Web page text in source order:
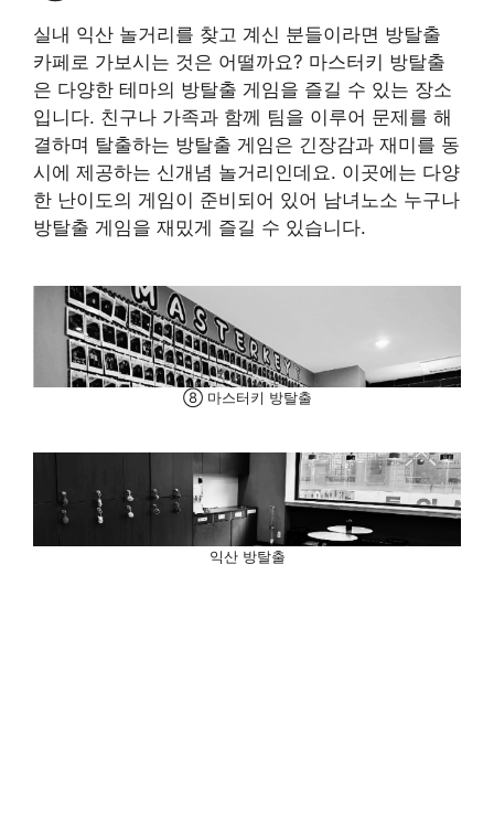
실내 익산 놀거리를 찾고 계신 분들이라면 방탈출
카페로 가보시는 것은 어떨까요? 마스터키 방탈출
은 다양한 테마의 방탈출 게임을 즐길 수 있는 장소
입니다. 친구나 가족과 함께 팀을 이루어 문제를 해
결하며 탈출하는 방탈출 게임은 긴장감과 재미를 동
시에 제공하는 신개념 놀거리인데요. 이곳에는 다양
한 난이도의 게임이 준비되어 있어 남녀노소 누구나
방탈출 게임을 재밌게 즐길 수 있습니다.
⑧ 마스터키 방탈출
익산 방탈출